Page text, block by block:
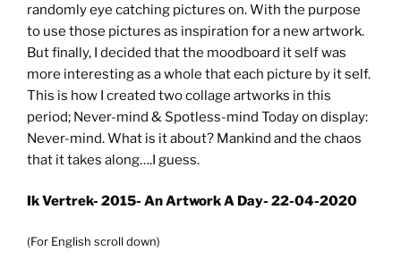
randomly eye catching pictures on. With the purpose
to use those pictures as inspiration for a new artwork.
But finally, I decided that the moodboard it self was
more interesting as a whole that each picture by it self.
This is how I created two collage artworks in this
period; Never-mind & Spotless-mind Today on display:
Never-mind. What is it about? Mankind and the chaos
that it takes along….I guess.
Ik Vertrek- 2015- An Artwork A Day- 22-04-2020
(For English scroll down)